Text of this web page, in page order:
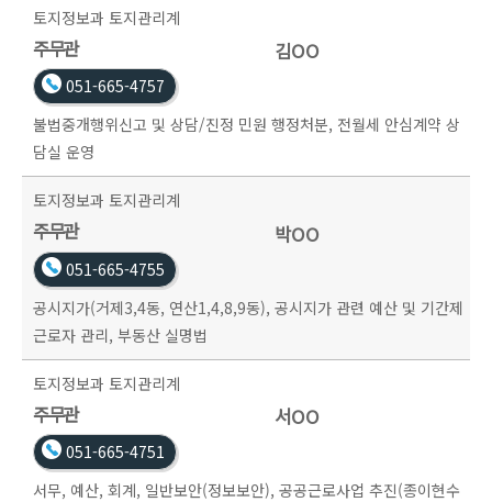
토지정보과 토지관리계
주무관 김OO
051-665-4757
불법중개행위신고 및 상담/진정 민원 행정처분, 전월세 안심계약 상
담실 운영
토지정보과 토지관리계
주무관 박OO
051-665-4755
공시지가(거제3,4동, 연산1,4,8,9동), 공시지가 관련 예산 및 기간제
근로자 관리, 부동산 실명법
토지정보과 토지관리계
주무관 서OO
051-665-4751
서무, 예산, 회계, 일반보안(정보보안), 공공근로사업 추진(종이현수